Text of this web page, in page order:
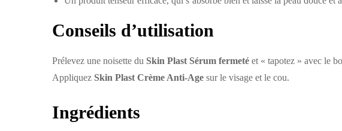
Conseils d’utilisation
Prélevez une noisette du Skin Plast Sérum fermeté et « tapotez » avec le
Appliquez Skin Plast Crème Anti-Age sur le visage et le cou.
Ingrédients